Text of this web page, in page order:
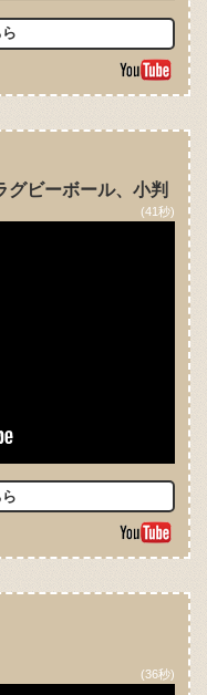
ビーボール、小判
(41秒)
(36秒)